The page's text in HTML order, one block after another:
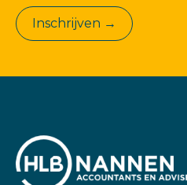
Inschrijven →